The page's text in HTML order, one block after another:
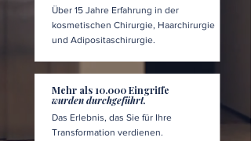
Über 15 Jahre Erfahrung in der
kosmetischen Chirurgie, Haarchirurgie
und Adipositaschirurgie.
Mehr als 10.000 Eingriffe
wurden durchgeführt.
Das Erlebnis, das Sie für Ihre
Transformation verdienen.